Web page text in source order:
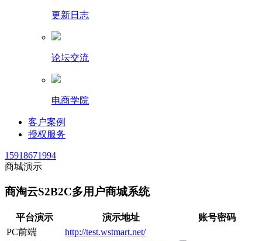
更新日志
论坛交流
电商学院
客户案例
授权服务
15918671994
商城演示
商淘云S2B2C多用户商城系统
平台演示 演示地址
账号密码
PC前端
http://test.wstmart.net/